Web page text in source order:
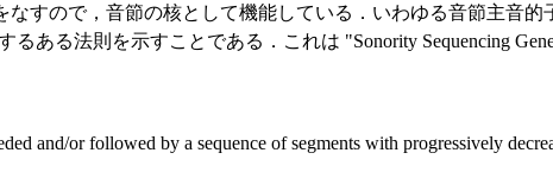
すので，音節の核として機能している．いわゆる音節主音的
る法則を示すことである．これは "Sonority Sequencing
and/or followed by a sequence of segments with progressively